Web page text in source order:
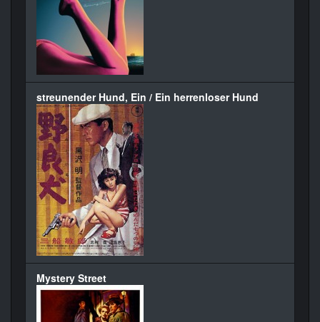
streunender Hund, Ein / Ein herrenloser Hund
Mystery Street